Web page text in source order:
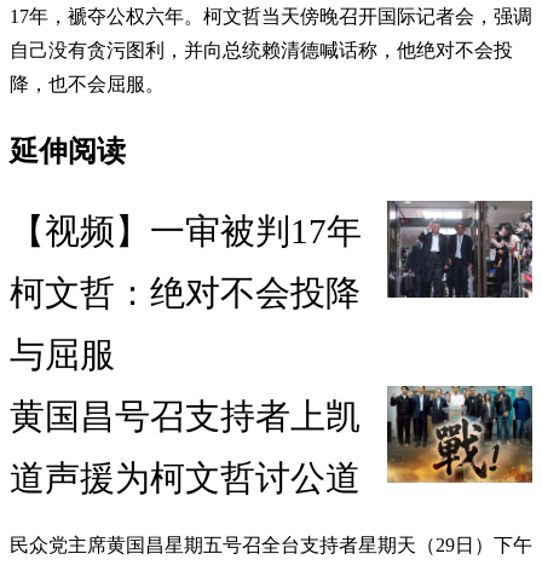
17年，褫夺公权六年。柯文哲当天傍晚召开国际记者会，强调
自己没有贪污图利，并向总统赖清德喊话称，他绝对不会投
降，也不会屈服。
延伸阅读
【视频】一审被判17年
柯文哲：绝对不会投降
与屈服
黄国昌号召支持者上凯
道声援为柯文哲讨公道
民众党主席黄国昌星期五号召全台支持者星期天（29日）下午